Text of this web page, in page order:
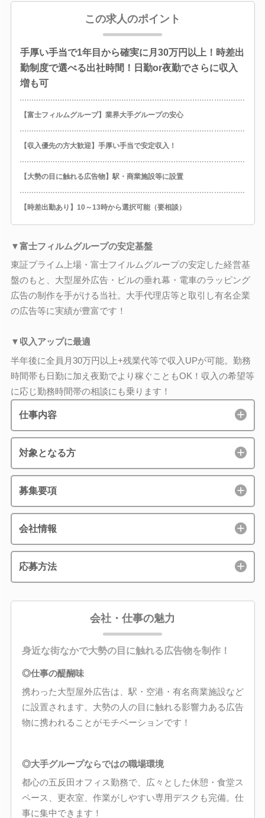
この求人のポイント
手厚い手当で1年目から確実に月30万円以上！時差出
勤制度で選べる出社時間！日勤or夜勤でさらに収入
増も可
【富士フィルムグループ】業界大手グループの安心
【収入優先の方大歓迎】手厚い手当で安定収入！
【大勢の目に触れる広告物】駅・商業施設等に設置
【時差出勤あり】10～13時から選択可能（要相談）
▼富士フィルムグループの安定基盤
東証プライム上場・富士フイルムグループの安定した経営基
盤のもと、大型屋外広告・ビルの垂れ幕・電車のラッピング
広告の制作を手がける当社。大手代理店等と取引し有名企業
の広告等に実績が豊富です！
▼収入アップに最適
半年後に全員月30万円以上+残業代等で収入UPが可能。勤務
時間帯も日勤に加え夜勤でより稼ぐこともOK！収入の希望等
に応じ勤務時間帯の相談にも乗ります！
仕事内容
対象となる方
募集要項
会社情報
応募方法
会社・仕事の魅力
身近な街なかで大勢の目に触れる広告物を制作！
◎仕事の醍醐味
携わった大型屋外広告は、駅・空港・有名商業施設など
に設置されます。大勢の人の目に触れる影響力ある広告
物に携われることがモチベーションです！
◎大手グループならではの職場環境
都心の五反田オフィス勤務で、広々とした休憩・食堂ス
ペース、更衣室、作業がしやすい専用デスクも完備。仕
事に集中できます！